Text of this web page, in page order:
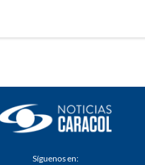
Síguenos en: